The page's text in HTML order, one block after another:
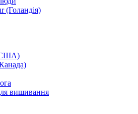
(Голандія)
вишивання